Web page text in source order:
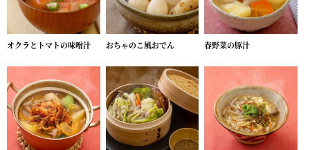
オクラとトマトの味噌汁 おちゃのこ風おでん 春野菜の豚汁